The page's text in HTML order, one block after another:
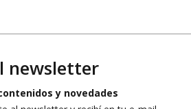
newsletter
y novedades